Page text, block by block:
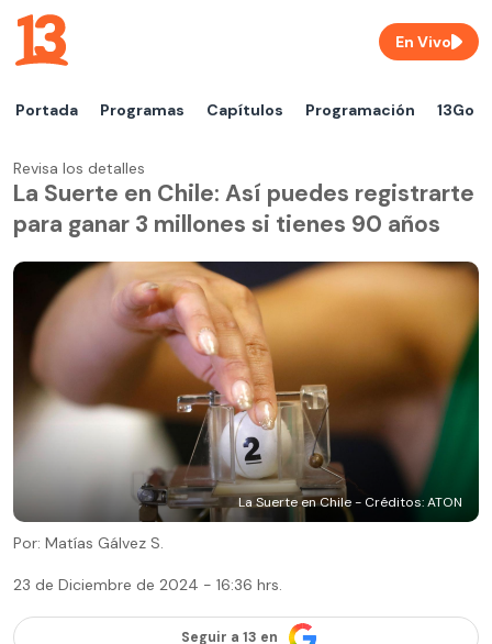
Portada Programas Capítulos Programación 13Go
En Vivo
Revisa los detalles
La Suerte en Chile: Así puedes registrarte
para ganar 3 millones si tienes 90 años
La Suerte en Chile - Créditos: ATON
Por: Matías Gálvez S.
23 de Diciembre de 2024 - 16:36 hrs.
Seguir a 13 en